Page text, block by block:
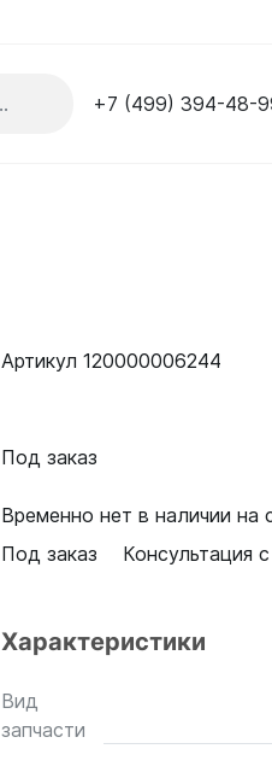
+7 (499) 394-48-
Артикул 120000006244
Под заказ
Временно нет в наличии на
Под заказ
Консультация
Характеристики
Вид
запчасти